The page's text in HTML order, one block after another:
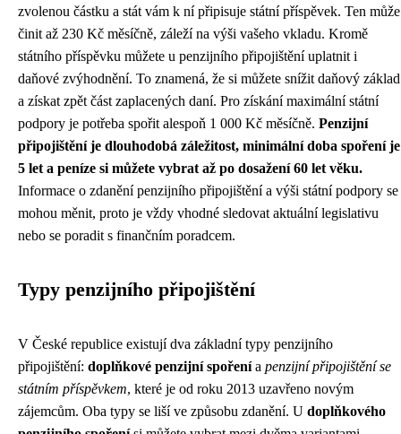
zvolenou částku a stát vám k ní připisuje státní příspěvek. Ten může
činit až 230 Kč měsíčně, záleží na výši vašeho vkladu. Kromě
státního příspěvku můžete u penzijního připojištění uplatnit i
daňové zvýhodnění. To znamená, že si můžete snížit daňový základ
a získat zpět část zaplacených daní. Pro získání maximální státní
podpory je potřeba spořit alespoň 1 000 Kč měsíčně. Penzijní
připojištění je dlouhodobá záležitost, minimální doba spoření je
5 let a peníze si můžete vybrat až po dosažení 60 let věku.
Informace o zdanění penzijního připojištění a výši státní podpory se
mohou měnit, proto je vždy vhodné sledovat aktuální legislativu
nebo se poradit s finančním poradcem.
Typy penzijního připojištění
V České republice existují dva základní typy penzijního
připojištění: doplňkové penzijní spořenía penzijní připojištění se
státním příspěvkem, které je od roku 2013 uzavřeno novým
zájemcům. Oba typy se liší ve způsobu zdanění. U doplňkového